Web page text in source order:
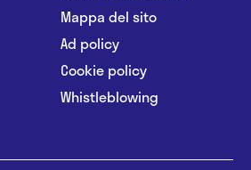
Mappa del sito
Ad policy
Cookie policy
Whistleblowing